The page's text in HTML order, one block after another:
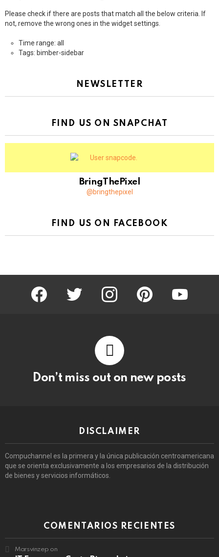
Please check if there are posts that match all the below criteria. If
not, remove the wrong ones in the widget settings.
Time range: all
Tags: bimber-sidebar
NEWSLETTER
FIND US ON SNAPCHAT
BringThePixel
@bringthepixel
FIND US ON FACEBOOK
facebook twitter instagram pinterest youtube
Don’t miss out on new posts
DISCLAIMER
Compuchannel es la primera y la única publicación centroamericana
que se orienta exclusivamente a los empresarios de la distribución
de bienes y servicios informáticos.
COMENTARIOS RECIENTES
Marsvinzep on